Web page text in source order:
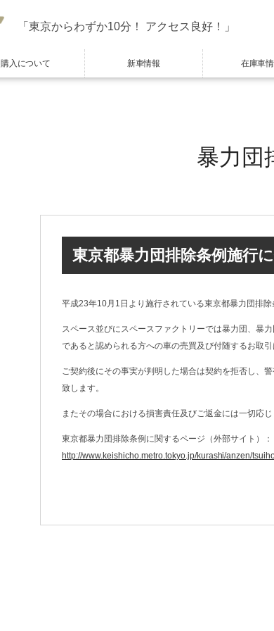
「東京からわずか10分！ アクセス良好！」
購入について 新車情報 在庫車
暴力団
東京都暴力団排除条例施行
平成23年10月1日より施行されている東京都暴力団排
スペース並びにスペースファクトリーでは暴力団、暴
であると認められる方への車の売買及び付随するお取引
ご契約後にその事実が判明した場合は契約を拒否し
致します。
またその場合における損害責任及びご返金には一切応じ
東京都暴力団排除条例に関するページ（外部サイト）：
http://www.keishicho.metro.tokyo.jp/kurashi/anzen/